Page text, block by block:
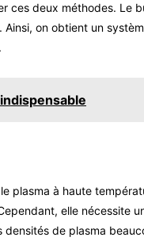
ces deux méthodes. Le
on obtient un
plasma à haute
elle nécessite
de plasma